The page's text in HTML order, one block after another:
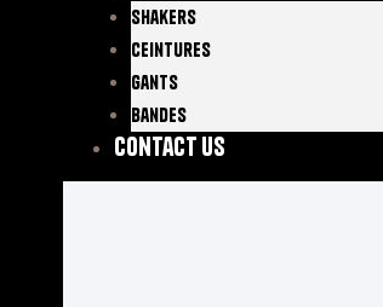
Shakers
Ceintures
Gants
Bandes
Contact Us